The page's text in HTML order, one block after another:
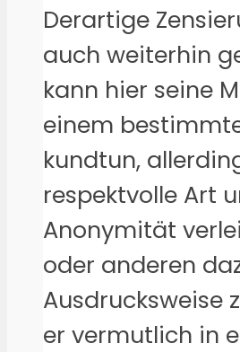
Derartige
auch weiterhin
kann hier seine
einem
kundtun,
respektvolle Art
Anonymität
oder anderen
Ausdrucksweise
er vermutlich in